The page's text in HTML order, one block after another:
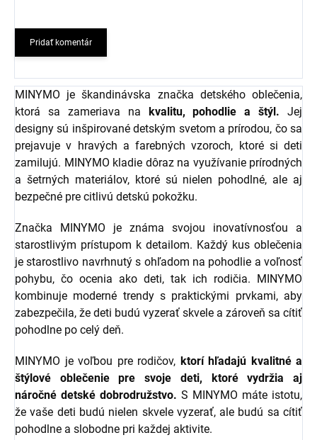
Pridať komentár
MINYMO je škandinávska značka detského oblečenia,
ktorá sa zameriava na kvalitu, pohodlie a štýl. Jej
designy sú inšpirované detským svetom a prírodou, čo sa
prejavuje v hravých a farebných vzoroch, ktoré si deti
zamilujú. MINYMO kladie dôraz na využívanie prírodných
a šetrných materiálov, ktoré sú nielen pohodlné, ale aj
bezpečné pre citlivú detskú pokožku.
Značka MINYMO je známa svojou inovatívnosťou a
starostlivým prístupom k detailom. Každý kus oblečenia
je starostlivo navrhnutý s ohľadom na pohodlie a voľnosť
pohybu, čo ocenia ako deti, tak ich rodičia. MINYMO
kombinuje moderné trendy s praktickými prvkami, aby
zabezpečila, že deti budú vyzerať skvele a zároveň sa cítiť
pohodlne po celý deň.
MINYMO je voľbou pre rodičov, ktorí hľadajú kvalitné a
štýlové oblečenie pre svoje deti, ktoré vydržia aj
náročné detské dobrodružstvo. S MINYMO máte istotu,
že vaše deti budú nielen skvele vyzerať, ale budú sa cítiť
pohodlne a slobodne pri každej aktivite.